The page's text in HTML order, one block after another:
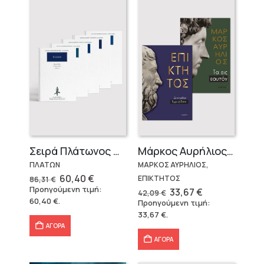
Σειρά Πλάτωνος Πολιτεία
ΠΛΑΤΩΝ
86,31€ Original
price
was:
86,31 €.
60,40€Η
τρέχουσα
τιμή
Προηγούμενη τιμή:
60,40€.
ΑΓΟΡΑ
Μάρκος Αυρήλιος & Επίκτητος (Επίτομα)
ΜΑΡΚΟΣ ΑΥΡΗΛΙΟΣ,
ΕΠΙΚΤΗΤΟΣ
42,09€ Original
price
was:
33,67€Η
τρέχουσα
τιμή
Προηγούμενη τιμή:
33,67 €.
ΑΓΟΡΑ